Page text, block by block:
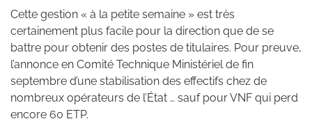
Cette gestion « à la petite semaine » est très
certainement plus facile pour la direction que de se
battre pour obtenir des postes de titulaires. Pour preuve,
l’annonce en Comité Technique Ministériel de fin
septembre d’une stabilisation des effectifs chez de
nombreux opérateurs de l’État … sauf pour VNF qui perd
encore 60 ETP.